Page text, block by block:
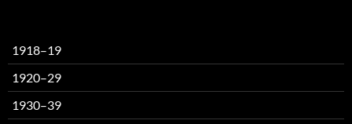
1918–19
1920–29
1930–39